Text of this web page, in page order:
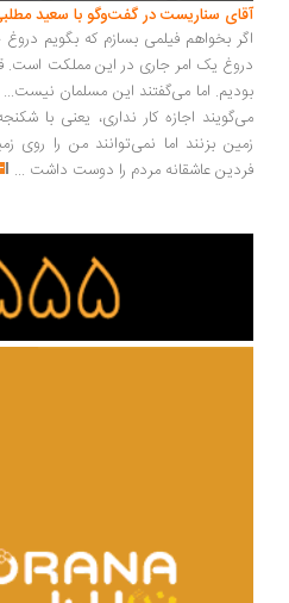
سناریست در گفت‌وگو با سعید مطلبی
بخواهم فیلمی بسازم که بگویم دروغ چیز
یک امر جاری در این مملکت است. قبحش
اما می‌گفتند این مسلمان نیست... وقتی
اجازه کار نداری، یعنی با شکنجه او
بزنند اما نمی‌توانند من را روی زمین
عاشقانه مردم را دوست داشت ...